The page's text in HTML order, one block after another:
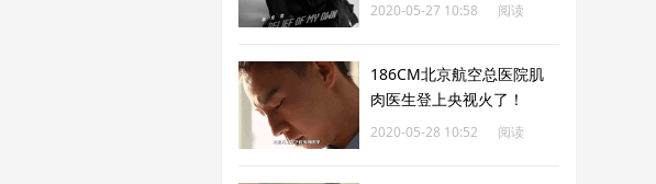
2020-05-27 10:58
阅读
186CM北京航空总医院肌
肉医生登上央视火了！
2020-05-28 10:52
阅读